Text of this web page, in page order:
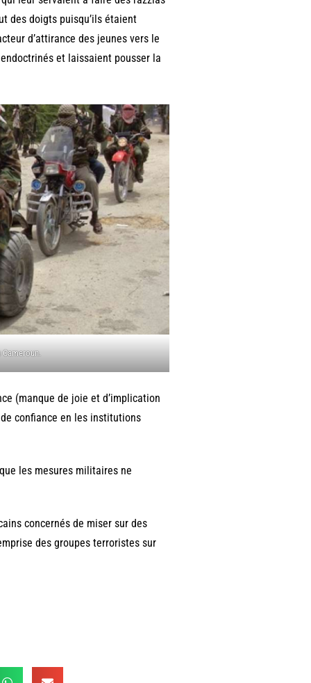
des doigts puisqu’ils étaient
d’attirance des jeunes vers le
et laissaient pousser la
Cameroun.
(manque de joie et d’implication
confiance en les institutions
les mesures militaires ne
concernés de miser sur des
des groupes terroristes sur